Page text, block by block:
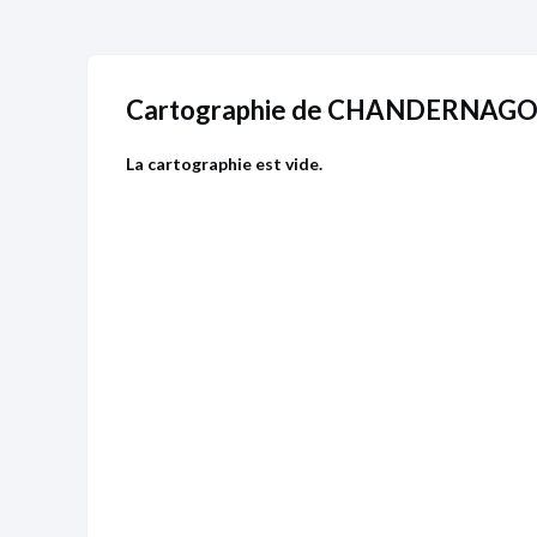
Cartographie de
La cartographie est vide.